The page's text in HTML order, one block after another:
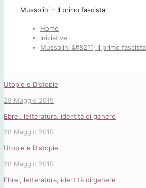
Mussolini – Il primo fascista
Home
Iniziative
Mussolini &#8211; Il primo fascista
Utopie e Distopie
28 Maggio 2019
Ebrei, letteratura, identità di genere
28 Maggio 2019
Utopie e Distopie
28 Maggio 2019
Ebrei, letteratura, identità di genere